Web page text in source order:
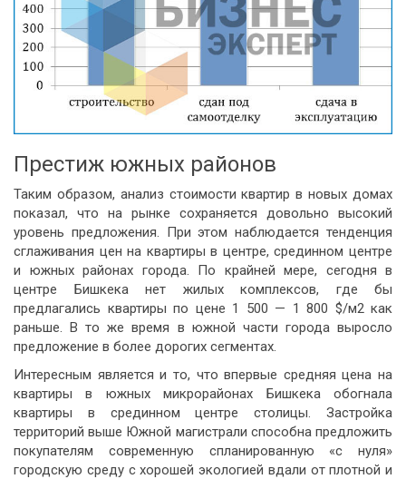
Престиж южных районов
Таким образом, анализ стоимости квартир в новых домах
показал, что на рынке сохраняется довольно высокий
уровень предложения. При этом наблюдается тенденция
сглаживания цен на квартиры в центре, срединном центре
и южных районах города. По крайней мере, сегодня в
центре Бишкека нет жилых комплексов, где бы
предлагались квартиры по цене 1 500 — 1 800 $/м2как
раньше. В то же время в южной части города выросло
предложение в более дорогих сегментах.
Интересным является и то, что впервые средняя цена на
квартиры в южных микрорайонах Бишкека обогнала
квартиры в срединном центре столицы. Застройка
территорий выше Южной магистрали способна предложить
покупателям современную спланированную «с нуля»
городскую среду с хорошей экологией вдали от плотной и